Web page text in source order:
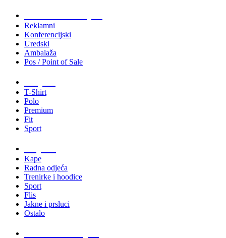
Reklamni
Konferencijski
Uredski
Ambalaža
Pos / Point of Sale
T-Shirt
Polo
Premium
Fit
Sport
Kape
Radna odjeća
Trenirke i hoodice
Sport
Flis
Jakne i prsluci
Ostalo